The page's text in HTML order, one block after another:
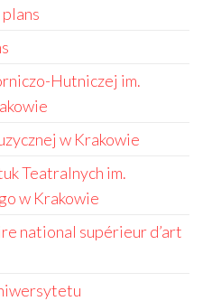
Hutniczej im.
w Krakowie
Teatralnych im.
w Krakowie
national supérieur d’art